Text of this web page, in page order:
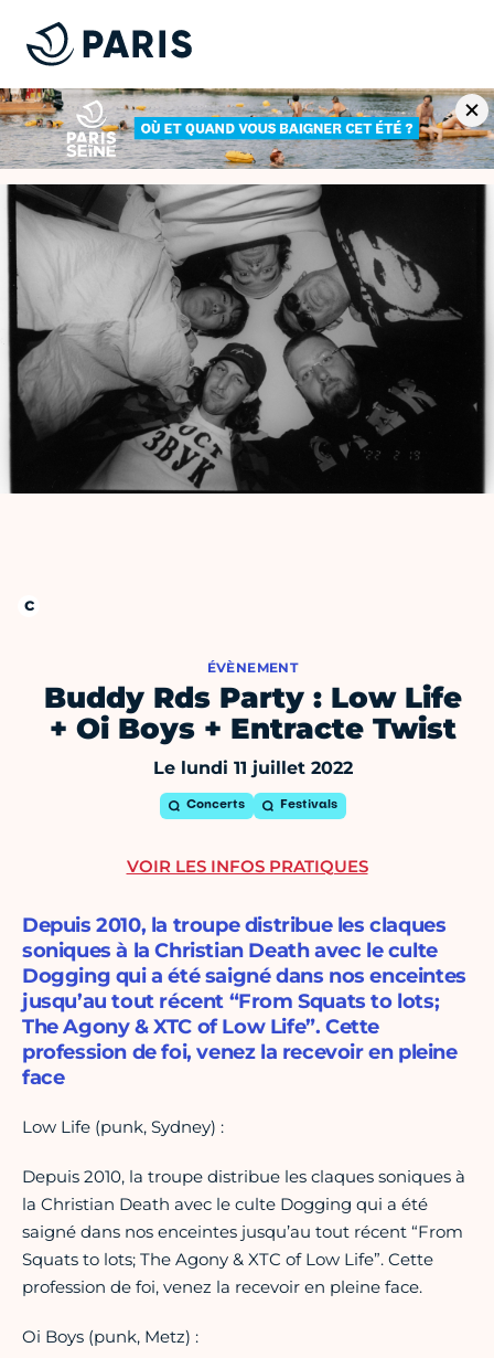
ÉVÈNEMENT
Buddy Rds Party : Low Life
+ Oi Boys + Entracte Twist
Le lundi 11 juillet 2022
Concerts Festivals
Depuis 2010, la troupe distribue les claques
soniques à la Christian Death avec le culte
Dogging qui a été saigné dans nos enceintes
jusqu’au tout récent “From Squats to lots;
The Agony & XTC of Low Life”. Cette
profession de foi, venez la recevoir en pleine
face
Low Life (punk, Sydney) :
Depuis 2010, la troupe distribue les claques soniques à
la Christian Death avec le culte Dogging qui a été
saigné dans nos enceintes jusqu’au tout récent “From
Squats to lots; The Agony & XTC of Low Life”. Cette
profession de foi, venez la recevoir en pleine face.
Oi Boys (punk, Metz) :
VOIR LES INFOS PRATIQUES